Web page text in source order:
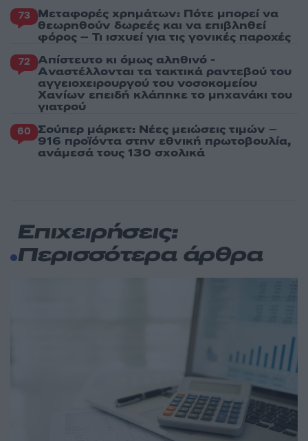
73 Μεταφορές χρημάτων: Πότε μπορεί να
θεωρηθούν δωρεές και να επιβληθεί
φόρος – Τι ισχυεί για τις γονικές παροχές
72 Απίστευτο κι όμως αληθινό -
Aναστέλλονται τα τακτικά ραντεβού του
αγγειοχειρουργού του νοσοκομείου
Χανίων επειδή κλάπηκε το μηχανάκι του
γιατρού
60 Σούπερ μάρκετ: Νέες μειώσεις τιμών –
916 προϊόντα στην εθνική πρωτοβουλία,
ανάμεσά τους 130 σχολικά
Επιχειρήσεις:
Περισσότερα άρθρα